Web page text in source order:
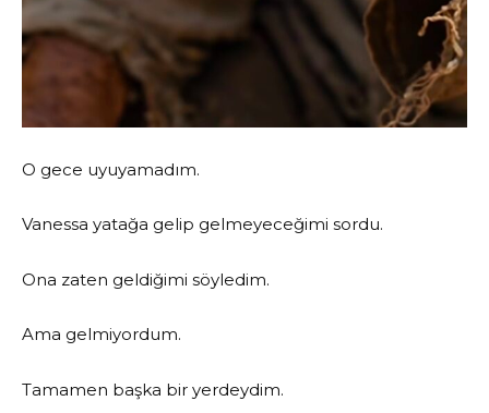
O gece uyuyamadım.
Vanessa yatağa gelip gelmeyeceğimi sordu.
Ona zaten geldiğimi söyledim.
Ama gelmiyordum.
Tamamen başka bir yerdeydim.